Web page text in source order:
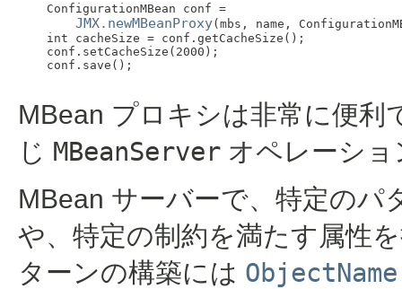
    ConfigurationMBean conf =
JMX.newMBeanProxy(mbs, name,
    int cacheSize = conf.getCacheSize();
    conf.setCacheSize(2000);
    conf.save();
MBean プロキシは非常に便利
じ MBeanServer オペレーシ
MBean サーバーで、特定のパ
や、特定の制約を満たす属性
ターンの構築には ObjectName